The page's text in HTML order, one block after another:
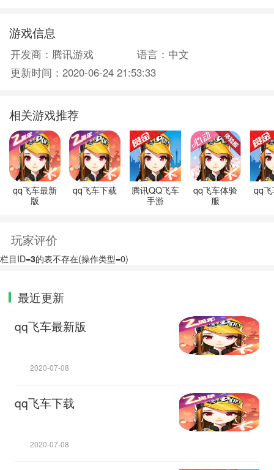
游戏信息
开发商：腾讯游戏
语言：中文
更新时间：2020-06-24 21:53:33
相关游戏推荐
qq飞车最新
版
qq飞车下载
腾讯QQ飞车
手游
qq飞车体验
服
qq
玩家评价
栏目ID=3的表不存在(操作类型=0)
最近更新
qq飞车最新版
2020-07-08
qq飞车下载
2020-07-08